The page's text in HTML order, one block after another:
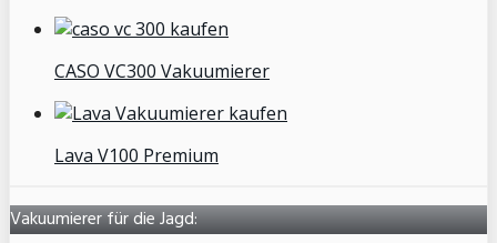
CASO VC300 Vakuumierer
Lava V100 Premium
Vakuumierer für die Jagd: